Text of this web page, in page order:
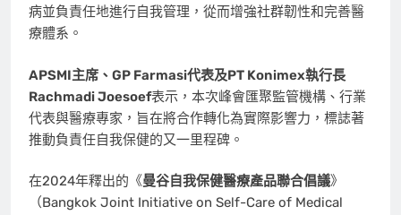
病並負責任地進行自我管理，從而增強社群韌性和完善醫
療體系。
APSMI主席、GP Farmasi代表及PT Konimex執行長
Rachmadi Joesoef表示，本次峰會匯聚監管機構、行業
代表與醫療專家，旨在將合作轉化為實際影響力，標誌著
推動負責任自我保健的又一里程碑。
在2024年釋出的《曼谷自我保健醫療產品聯合倡議》
（Bangkok Joint Initiative on Self-Care of Medical